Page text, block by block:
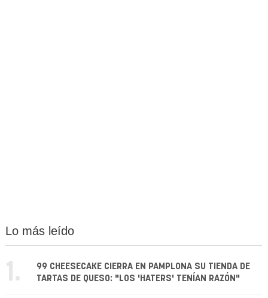
Lo más leído
1.
99 CHEESECAKE CIERRA EN PAMPLONA SU TIENDA DE
TARTAS DE QUESO: "LOS 'HATERS' TENÍAN RAZÓN"